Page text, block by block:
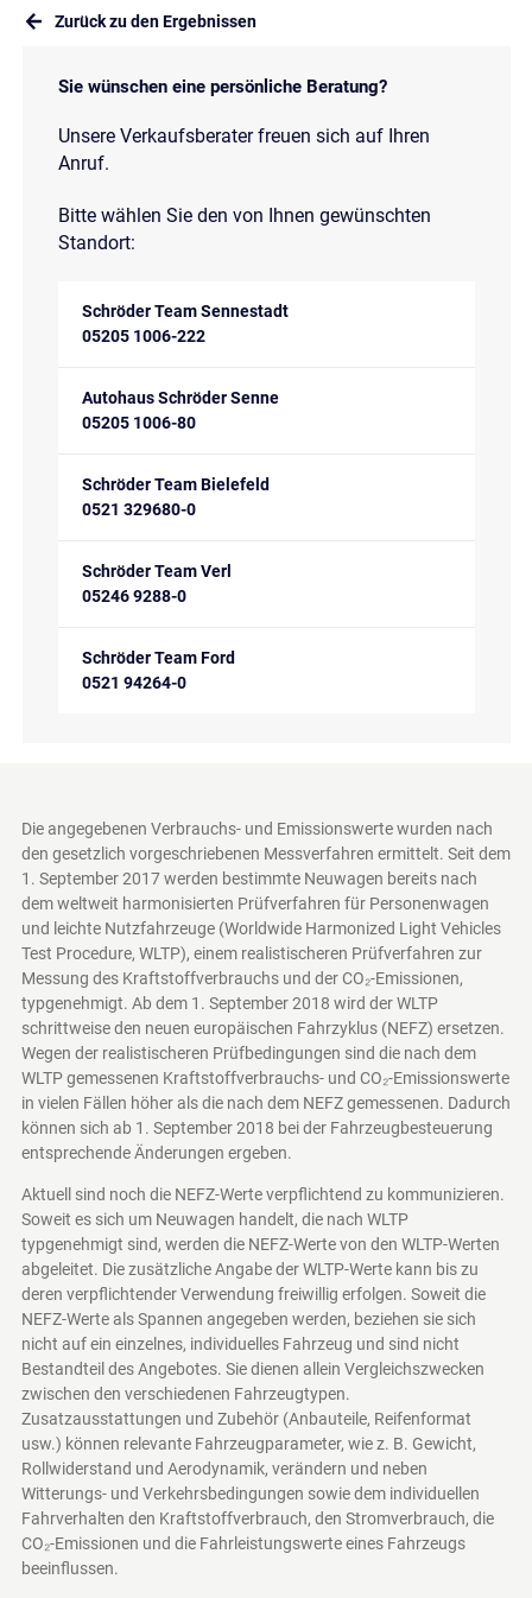
Zurück zu den Ergebnissen
Sie wünschen eine persönliche Beratung?
Unsere Verkaufsberater freuen sich auf Ihren
Anruf.
Bitte wählen Sie den von Ihnen gewünschten
Standort:
Schröder Team Sennestadt
05205 1006-222
Autohaus Schröder Senne
05205 1006-80
Schröder Team Bielefeld
0521 329680-0
Schröder Team Verl
05246 9288-0
Schröder Team Ford
0521 94264-0
Die angegebenen Verbrauchs- und Emissionswerte wurden nach
den gesetzlich vorgeschriebenen Messverfahren ermittelt. Seit dem
1. September 2017 werden bestimmte Neuwagen bereits nach
dem weltweit harmonisierten Prüfverfahren für Personenwagen
und leichte Nutzfahrzeuge (Worldwide Harmonized Light Vehicles
Test Procedure, WLTP), einem realistischeren Prüfverfahren zur
Messung des Kraftstoffverbrauchs und der CO₂-Emissionen,
typgenehmigt. Ab dem 1. September 2018 wird der WLTP
schrittweise den neuen europäischen Fahrzyklus (NEFZ) ersetzen.
Wegen der realistischeren Prüfbedingungen sind die nach dem
WLTP gemessenen Kraftstoffverbrauchs- und CO₂-Emissionswerte
in vielen Fällen höher als die nach dem NEFZ gemessenen. Dadurch
können sich ab 1. September 2018 bei der Fahrzeugbesteuerung
entsprechende Änderungen ergeben.
Aktuell sind noch die NEFZ-Werte verpflichtend zu kommunizieren.
Soweit es sich um Neuwagen handelt, die nach WLTP
typgenehmigt sind, werden die NEFZ-Werte von den WLTP-Werten
abgeleitet. Die zusätzliche Angabe der WLTP-Werte kann bis zu
deren verpflichtender Verwendung freiwillig erfolgen. Soweit die
NEFZ-Werte als Spannen angegeben werden, beziehen sie sich
nicht auf ein einzelnes, individuelles Fahrzeug und sind nicht
Bestandteil des Angebotes. Sie dienen allein Vergleichszwecken
zwischen den verschiedenen Fahrzeugtypen.
Zusatzausstattungen und Zubehör (Anbauteile, Reifenformat
usw.) können relevante Fahrzeugparameter, wie z. B. Gewicht,
Rollwiderstand und Aerodynamik, verändern und neben
Witterungs- und Verkehrsbedingungen sowie dem individuellen
Fahrverhalten den Kraftstoffverbrauch, den Stromverbrauch, die
CO₂-Emissionen und die Fahrleistungswerte eines Fahrzeugs
beeinflussen.